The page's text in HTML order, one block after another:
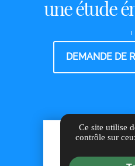
une étude
DEMANDE DE
Ce site utilise
contrôle sur